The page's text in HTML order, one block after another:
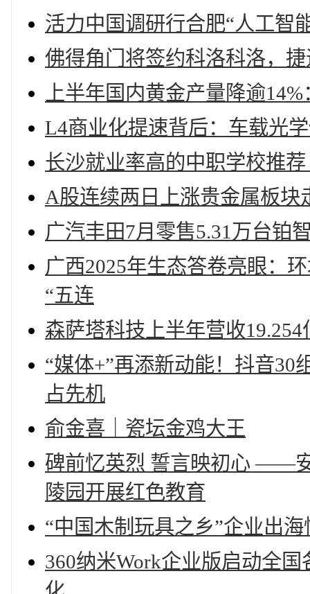
活力中国调研行合肥“人工智
佛得角门将签约科洛科洛，
上半年国内黄金产量降逾
L4商业化提速背后：车载光
长沙就业率高的中职学校推
A股连续两日上涨贵金属板块
广汽丰田7月零售5.31万台铂
广西2025年生态答卷亮眼：
“五连
森萨塔科技上半年营收
“媒体+”再添新动能！抖音30
占先机
俞金喜｜瓷坛金鸡大王
碑前忆英烈 誓言映初心 ——
陵园开展红色教育
“中国木制玩具之乡”企业出
360纳米Work企业版启动全